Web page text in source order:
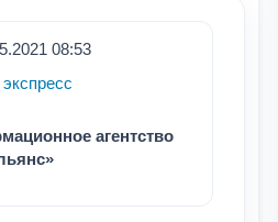
08:53
агентство